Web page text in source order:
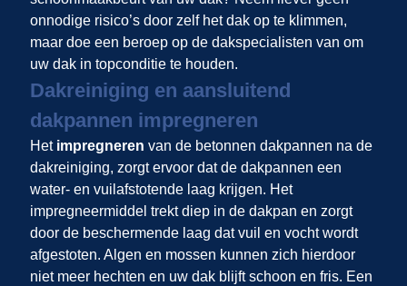
onnodige risico’s door zelf het dak op te klimmen,
maar doe een beroep op de dakspecialisten van om
uw dak in topconditie te houden.
Dakreiniging en aansluitend
dakpannen impregneren
Het impregneren van de betonnen dakpannen na de
dakreiniging, zorgt ervoor dat de dakpannen een
water- en vuilafstotende laag krijgen. Het
impregneermiddel trekt diep in de dakpan en zorgt
door de beschermende laag dat vuil en vocht wordt
afgestoten. Algen en mossen kunnen zich hierdoor
niet meer hechten en uw dak blijft schoon en fris. Een